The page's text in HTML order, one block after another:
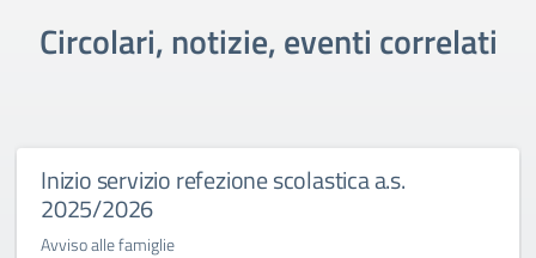
Circolari, notizie, eventi correlati
Inizio servizio refezione scolastica a.s.
2025/2026
Avviso alle famiglie